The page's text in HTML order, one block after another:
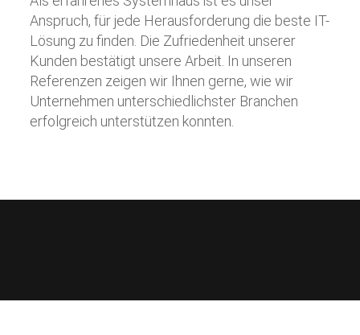
Anspruch, für jede Herausforderung die beste IT-
Lösung zu finden. Die Zufriedenheit unserer
Kunden bestätigt unsere Arbeit. In unseren
Referenzen zeigen wir Ihnen gerne, wie wir
Unternehmen unterschiedlichster Branchen
erfolgreich unterstützen konnten.